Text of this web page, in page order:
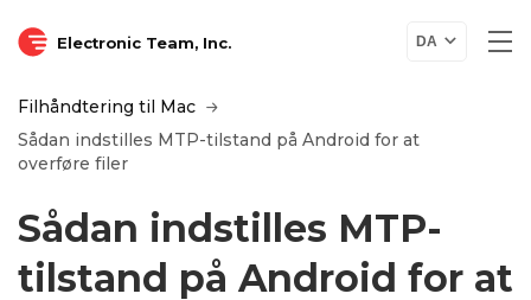
Electronic Team, Inc. DA
Filhåndtering til Mac
Sådan indstilles MTP-tilstand på Android for at
overføre filer
Sådan indstilles MTP-
tilstand på Android for at